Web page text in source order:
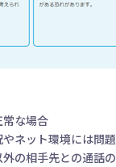
な場合
ネット環境には問題
の相手先との通話